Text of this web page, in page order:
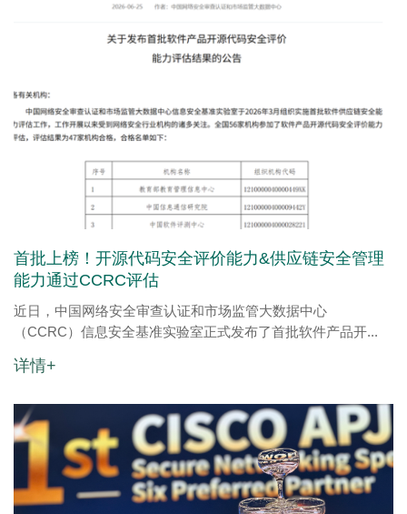
首批上榜！开源代码安全评价能力&供应链安全管理
能力通过CCRC评估
近日，中国网络安全审查认证和市场监管大数据中心
（CCRC）信息安全基准实验室正式发布了首批软件产品开...
详情+